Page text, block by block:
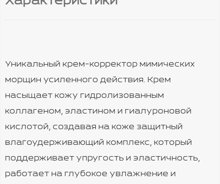
Уникальный крем-корректор мимических
морщин усиленного действия. Крем
насыщает кожу гидролизованным
коллагеном, эластином и гиалуроновой
кислотой, создавая на коже защитный
влагоудерживающий комплекс, который
поддерживает упругость и эластичность,
работает на глубокое увлажнение и